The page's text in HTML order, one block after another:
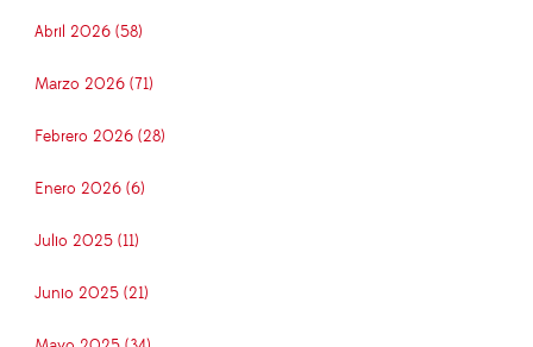
Abril 2026 (58)
Marzo 2026 (71)
Febrero 2026 (28)
Enero 2026 (6)
Julio 2025 (11)
Junio 2025 (21)